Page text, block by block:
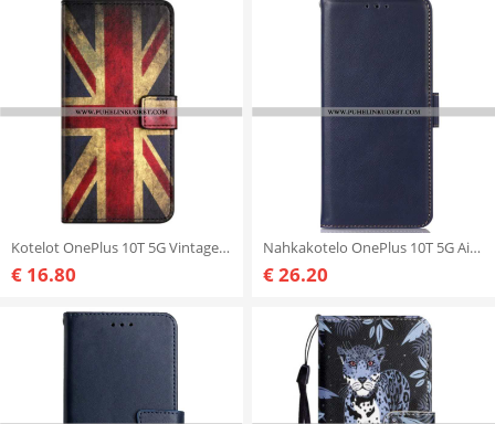
Kotelot OnePlus 10T 5G Vintage Englannin Lippu
€ 16.80
Nahkakotelo OnePlus 10T 5G Aito Nahka Rfid-toiminto
€ 26.20